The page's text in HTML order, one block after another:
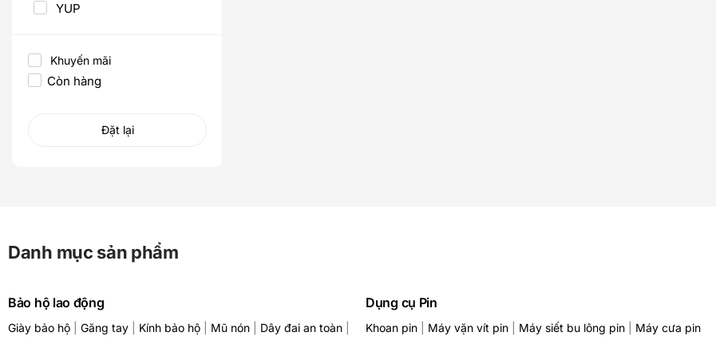
YUP
Khuyến mãi
Còn hàng
Đặt lại
Danh mục sản phẩm
Bảo hộ lao động
Giày bảo hộ Găng tay Kính bảo hộ Mũ nón Dây đai an toàn
Dụng cụ Pin
Khoan pin Máy vặn vít pin Máy siết bu lông pin
Máy cưa pin